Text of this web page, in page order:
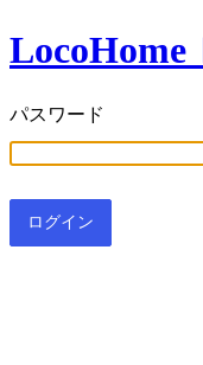
パスワード